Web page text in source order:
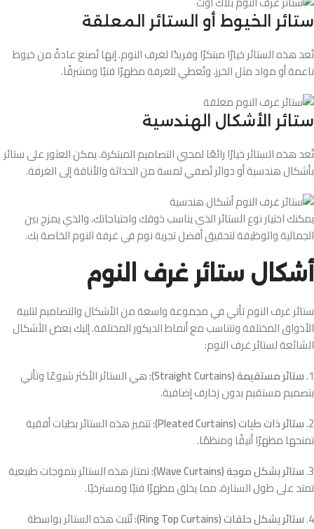
ستائر الخيوط أو الستائر المعلقة
تُعد هذه الستائر خيارًا مبتكرًا وفريدًا لغرف النوم. إنها تُصنع عادةً من خيوط
ناعمة أو مواد مثل الخرز، وتُعطي للغرفة مظهرًا فنيًا ومشرقًا.
ستائر الأشكال الهندسية
تُعد هذه الستائر خيارًا رائعًا لمحبي التصاميم المبتكرة. يمكن العثور على ستائر
بأشكال هندسية أو دوائر تُضفي لمسة من الحداثة والأناقة إلى الغرفة.
يمكنك اختيار نوع الستائر الذي يناسب ذوقك واحتياجاتك، والذي يمزج بين
الجمالية والوظيفة لتحقيق أفضل تجربة نوم في غرفة النوم الخاصة بك.
أشكال ستائر غرف النوم
ستائر غرف النوم تأتي في مجموعة واسعة من الأشكال والتصاميم لتلبية
الأذواق المختلفة وتتناسب مع أنماط الديكور المختلفة. إليك بعض الأشكال
الشائعة لستائر غرف النوم:
1. ستائر مستقيمة (Straight Curtains):
هي الستائر الأكثر شيوعًا وتأتي
بتصميم مستقيم بدون زخارف إضافية.
2. ستائر ذات طيات (Pleated Curtains):
تتميز هذه الستائر بطيات أفقية
تمنحها مظهرًا أنيقًا ومنظمًا.
3. ستائر بشكل موجة (Wave Curtains):
تمتاز هذه الستائر بتموجات طبيعية
تمتد على طول الستارة، مما يخلق مظهرًا فنيًا ومسترخيًا.
4. ستائر بشكل حلقات (Ring Top Curtains):
تُثبت هذه الستائر بواسطة